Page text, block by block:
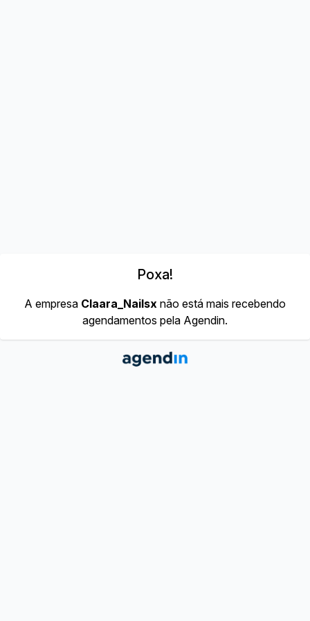
Poxa!
A empresa Claara_Nailsx não está mais recebendo
agendamentos pela Agendin.